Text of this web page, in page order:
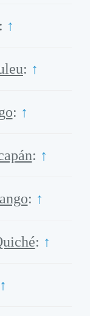
: ↑
: ↑
: ↑
: ↑
: ↑
: ↑
↑